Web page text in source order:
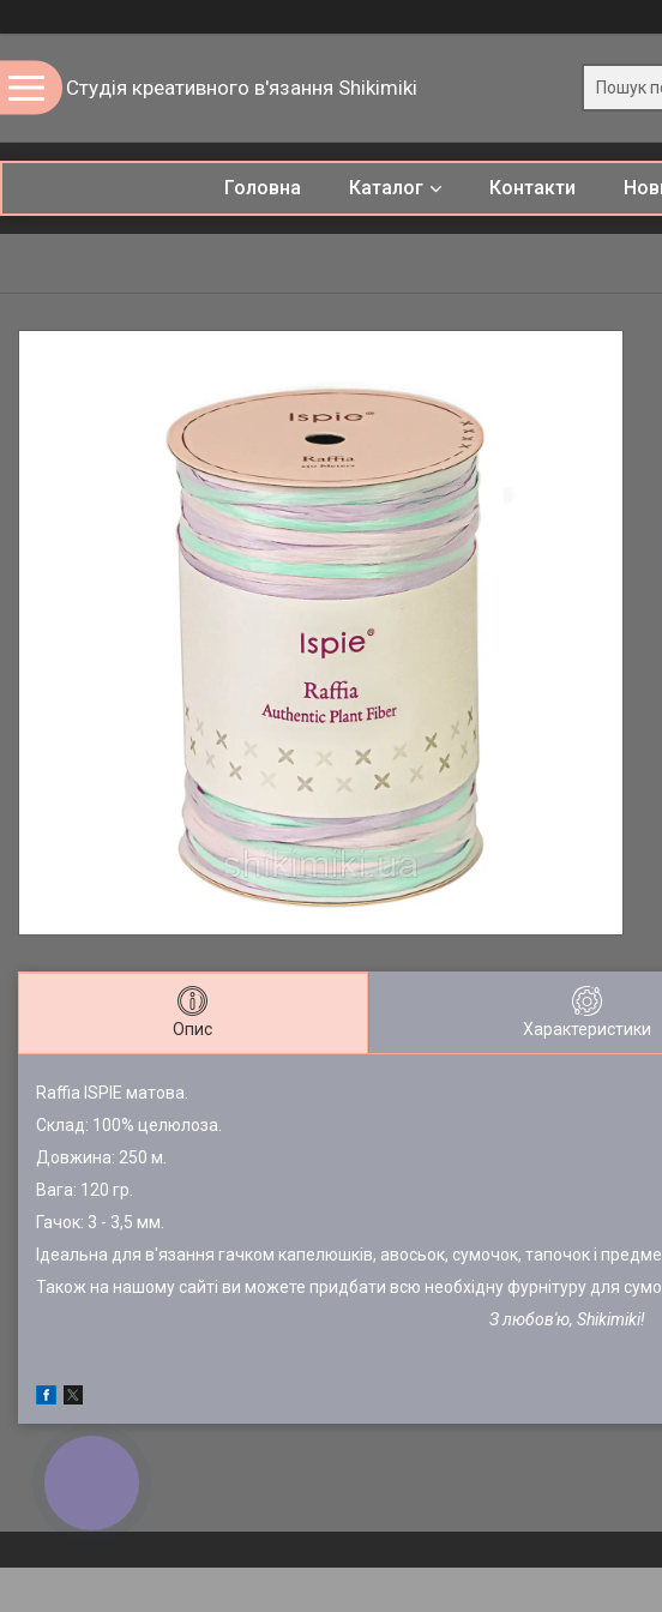
Студія креативного в'язання Shikimiki
Головна Каталог Контакти
Опис Характеристики
Raffia ISPIE матова.
Склад: 100% целюлоза.
Довжина: 250 м.
Вага: 120 гр.
Гачок: 3 - 3,5 мм.
Ідеальна для в'язання гачком капелюшків, авосьок, сумочок, тапочок і
Також на нашому сайті ви можете придбати всю необхідну фурнітуру для
З любов'ю, Shikimiki!